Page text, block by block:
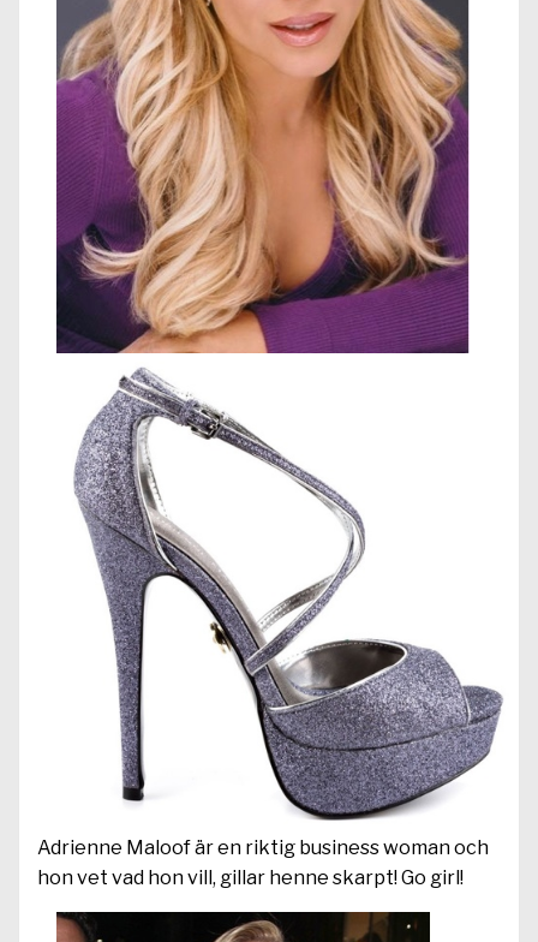
Adrienne Maloof är en riktig business woman och
hon vet vad hon vill, gillar henne skarpt! Go girl!